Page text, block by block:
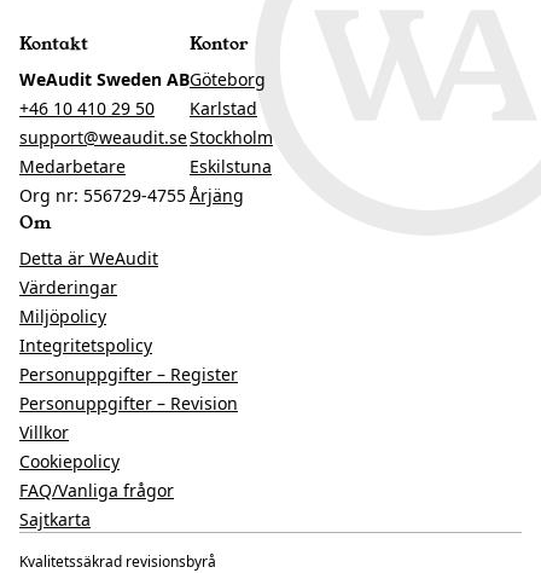
Kontakt
WeAudit Sweden AB
+46 10 410 29 50
support@weaudit.se
Medarbetare
Org nr: 556729-4755
Kontor
Göteborg
Karlstad
Stockholm
Eskilstuna
Årjäng
Om
Detta är WeAudit
Värderingar
Miljöpolicy
Integritetspolicy
Personuppgifter – Register
Personuppgifter – Revision
Villkor
Cookiepolicy
FAQ/Vanliga frågor
Sajtkarta
Kvalitetssäkrad revisionsbyrå